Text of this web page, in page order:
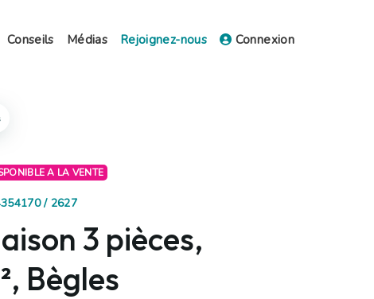
Conseils Médias Rejoignez-nous Connexion
A LA VENTE
/ 2627
3 pièces,
Bègles